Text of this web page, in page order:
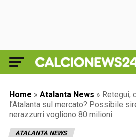
Home » Atalanta News » Retegui,
l’Atalanta sul mercato? Possibile
nerazzurri vogliono 80 milioni
ATALANTA NEWS